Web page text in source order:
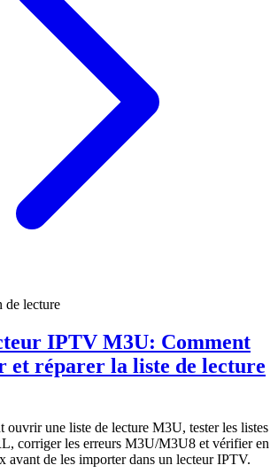
de lecture
IPTV M3U: Comment
et réparer la liste de lecture
ouvrir une liste de lecture M3U, tester les listes
corriger les erreurs M3U/M3U8 et vérifier en
avant de les importer dans un lecteur IPTV.